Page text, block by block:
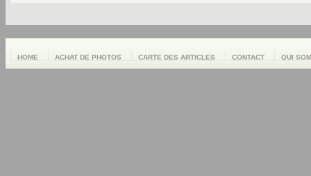
HOME ACHAT DE PHOTOS CARTE DES ARTICLES CONTACT QUI